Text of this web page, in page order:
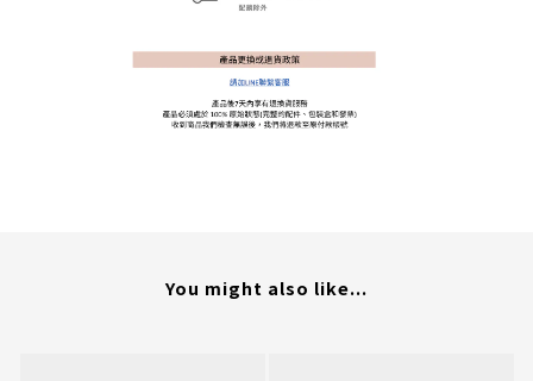
You might also like...